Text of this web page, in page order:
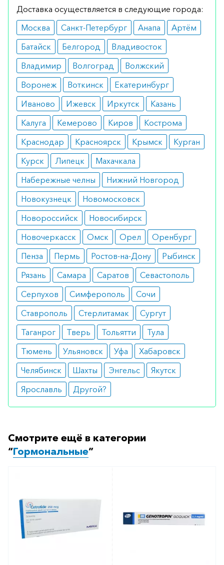
В 1 таблетке содержится 10 мг гидрокортизона
Кроме действующего вещества в составе
присутствуют:
сахароза;
стеарат кальция;
кукурузный крахмал;
лактоза;
сорбиновая кислота;
минеральное масло.
Фармакологическое действие
Являясь искусственным аналогом
глюкокортикостероидов, вырабатываемых
организмом человека, обеспечивает
комплексный эффект:
нейтрализует воспаления;
восполняет дефицит гормонов коры
надпочечников, что позволяет его
применять в заместительном лечении;
в умеренной степени усиливает
канальцевую реабсорбцию катионов
натрия, воды и хлора;
активирует обменные процессы;
усиливает естественные защитные
реакции, повышая устойчивость к
инфекциям и вирусам.
Показания
Синтетический аналог ГКС назначают для
лечения различных видов заболеваний:
Аллергических. Помогает контролировать
аллергические состояния разной степени
помогают узкоспециализированные
лекарства. Таблетки назначают при
сывороточной болезни, бронхиальной
случае индивидуальной непереносимости
медикаментов.
Эндокринологических. ГКС эффективен
при подостром тиреоидите, врожденной
гиперплазии надпочечников, а также
Доставка осуществляется в следующие города:
Москва
Санкт-Петербург Анапа
Артём
Батайск
Белгород
Владивосток
Владимир
Волгоград
Волжский
Воронеж
Воткинск
Екатеринбург
Иваново
Ижевск Иркутск
Казань
Калуга
Кемерово Киров
Кострома
Краснодар
Красноярск Крымск
Курган
Курск
Липецк
Махачкала
Набережные челны
Нижний Новгород
Новокузнецк
Новомосковск
Новороссийск
Новосибирск
Новочеркасск
Омск Орел
Оренбург
Пенза
Пермь Ростов-на-Дону
Рыбинск
Рязань
Самара Саратов
Севастополь
Серпухов
Симферополь
Сочи
Ставрополь
Стерлитамак
Сургут
Таганрог
Тверь Тольятти
Тула
Тюмень
Ульяновск Уфа
Хабаровск
Челябинск
Шахты Энгельс
Якутск
Ярославль
Другой?
Смотрите ещё в категории
“Гормональные”